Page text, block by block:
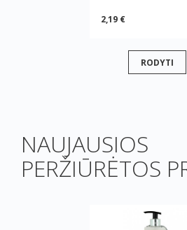
2,19 €
RODYTI
NAUJAUSIOS
PERŽIŪRĖTOS